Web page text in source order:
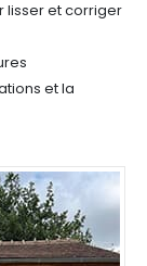
lisser et corriger
et la